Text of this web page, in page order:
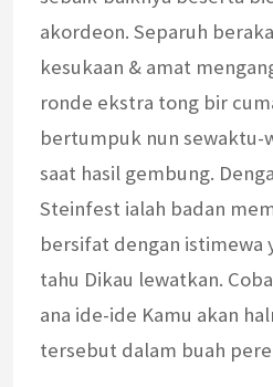
akordeon. Separuh
kesukaan & amat
ronde ekstra tong bir
bertumpuk nun
saat hasil gembung.
Steinfest ialah badan
bersifat dengan istimewa
tahu Dikau lewatkan.
ana ide-ide Kamu akan
tersebut dalam buah